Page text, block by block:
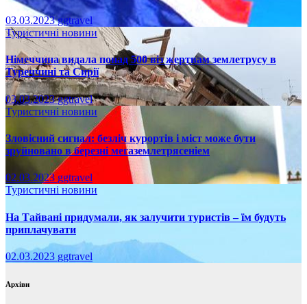
03.03.2023ggtravel
Туристичні новини
Німеччина видала понад 500 віз жертвам землетрусу в
Туреччині та Сирії
03.03.2023ggtravel
Туристичні новини
Зловісний сигнал: безліч курортів і міст може бути
зруйновано в березні мегаземлетрясеніем
02.03.2023 ggtravel
Туристичні новини
На Тайвані придумали, як залучити туристів – їм будуть
приплачувати
02.03.2023 ggtravel
Архіви